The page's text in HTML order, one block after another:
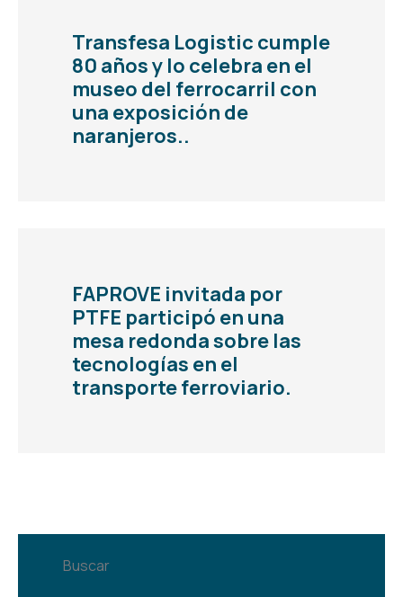
Transfesa Logistic cumple
80 años y lo celebra en el
museo del ferrocarril con
una exposición de
naranjeros..
FAPROVE invitada por
PTFE participó en una
mesa redonda sobre las
tecnologías en el
transporte ferroviario.
Buscar